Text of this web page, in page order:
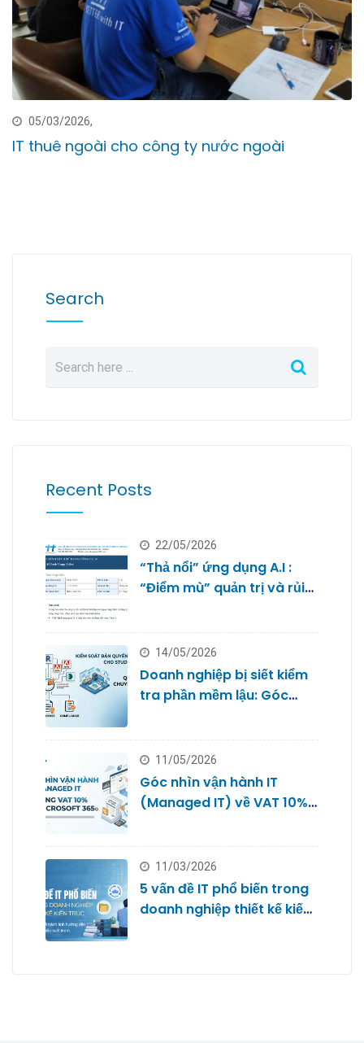
05/03/2026,
IT thuê ngoài cho công ty nước ngoài
Search
Recent Posts
22/05/2026
“Thả nổi” ứng dụng A.I :
“Điểm mù” quản trị và rủi
14/05/2026
Doanh nghiệp bị siết kiểm
tra phần mềm lậu: Góc
11/05/2026
Góc nhìn vận hành IT
(Managed IT) về VAT 10%
11/03/2026
5 vấn đề IT phổ biến trong
doanh nghiệp thiết kế kiến